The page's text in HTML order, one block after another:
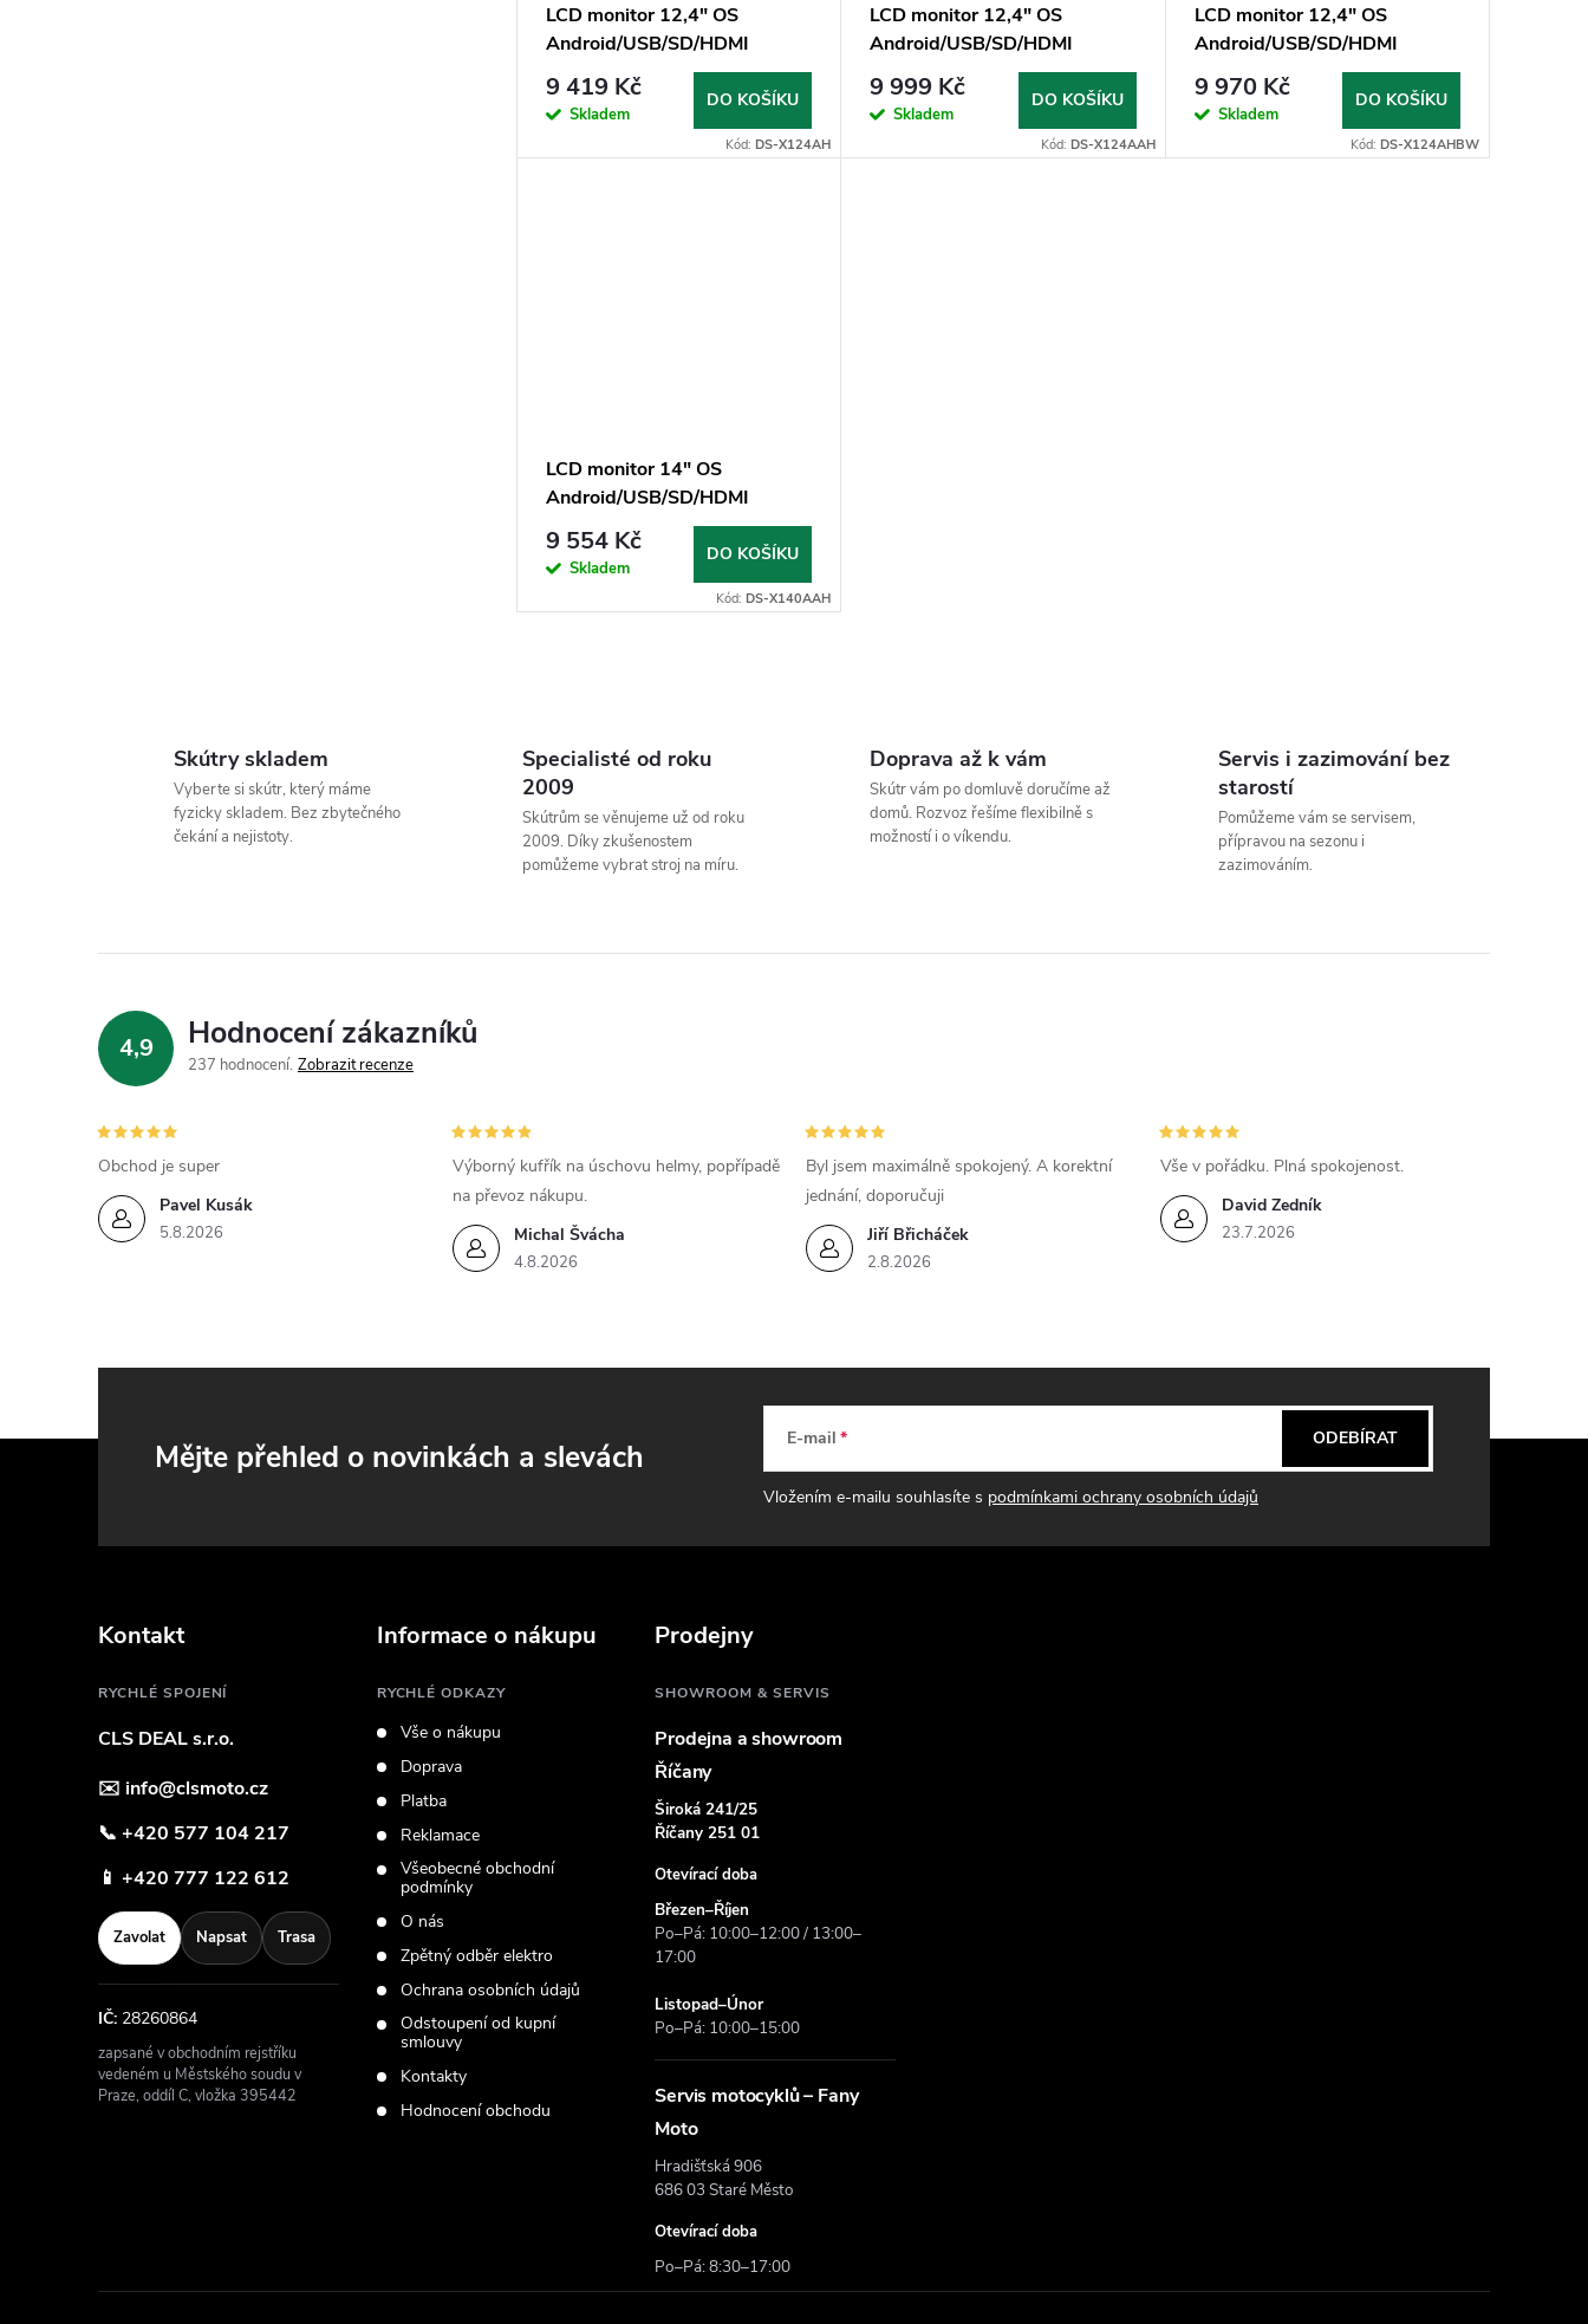
LCD monitor 12,4" OS
Android/USB/SD/HDMI
in/out/Bluetooth s držákem na
opěrku
9 419 Kč
Skladem
DO KOŠÍKU
Kód:DS-X124AH
LCD monitor 12,4" OS
Android/USB/SD/HDMI
in/out/Bluetooth s držákem na
opěrku
9 999 Kč
Skladem
DO KOŠÍKU
Kód: DS-X124AAH
LCD monitor 12,4" OS
Android/USB/SD/HDMI
in/out/Bluetooth s držákem
pro BMW X5/X6/X7
9 970 Kč
Skladem
DO KOŠÍKU
Kód: DS-X124AHBW
LCD monitor 14" OS
Android/USB/SD/HDMI
in/out/Bluetooth s držákem na
opěrku
9 554 Kč
Skladem
DO KOŠÍKU
Kód:DS-X140AAH
v
l
á
d
r
v
k
y
ý
i
u
Skútry skladem
Vyberte si skútr, který máme
fyzicky skladem. Bez zbytečného
čekání a nejistoty.
Specialisté od roku
2009
Skútrům se věnujeme už od roku
2009. Díky zkušenostem
pomůžeme vybrat stroj na míru.
Doprava až k vám
Skútr vám po domluvě doručíme až
domů. Rozvoz řešíme flexibilně s
možností i o víkendu.
Servis i zazimování bez
starostí
Pomůžeme vám se servisem,
přípravou na sezonu i
zazimováním.
4,9 Hodnocení zákazníků
237 hodnocení Zobrazit recenze
Pavel Kusák
5.8.2026
Obchod je super
Michal Švácha
4.8.2026
Výborný kufřík na úschovu helmy, popřípadě
na převoz nákupu.
Jiří Břicháček
2.8.2026
Byl jsem maximálně spokojený. A korektní
jednání, doporučuji
David Zedník
23.7.2026
Vše v pořádku. Plná spokojenost.
Mějte přehled o novinkách a slevách E-mail
Vložením e-mailu souhlasíte s podmínkami ochrany osobních údajů
ODEBÍRAT
Prodejny
SHOWROOM & SERVIS
Prodejna a showroom
Říčany
Široká 241/25
Říčany 251 01
Otevírací doba
Březen–Říjen
Po–Pá: 10:00–12:00 / 13:00–
17:00
Listopad–Únor
Po–Pá: 10:00–15:00
Servis motocyklů – Fany
Moto
Hradišťská 906
686 03 Staré Město
Otevírací doba
Po–Pá: 8:30–17:00
Kontakt
RYCHLÉ SPOJENÍ
CLS DEAL s.r.o.
✉️ info@clsmoto.cz
📞 +420 577 104 217
📱 +420 777 122 612
Zavolat Napsat Trasa
IČ: 28260864
zapsané v obchodním rejstříku
vedeném u Městského soudu v
Praze, oddíl C, vložka 395442
Informace o nákupu
RYCHLÉ ODKAZY
Vše o nákupu
Doprava
Platba
Reklamace
Všeobecné obchodní
podmínky
O nás
Zpětný odběr elektro
Ochrana osobních údajů
Odstoupení od kupní
smlouvy
Kontakty
Hodnocení obchodu